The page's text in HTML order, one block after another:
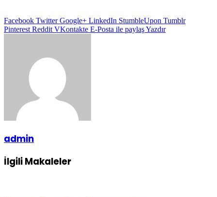
Facebook Twitter Google+ LinkedIn StumbleUpon Tumblr
Pinterest Reddit VKontakte E-Posta ile paylaşYazdır
admin
İlgili Makaleler